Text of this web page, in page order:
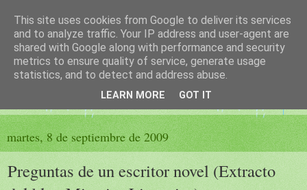
El sueño de las palabras
PÁGINA LITERARIA DE FELISA MORENO
martes, 8 de septiembre de 2009
Preguntas de un escritor novel (Extracto
This site uses cookies from Google to deliver its services
and to analyze traffic. Your IP address and user-agent are
shared with Google along with performance and security
metrics to ensure quality of service, generate usage
statistics, and to detect and address abuse.
LEARN MORE GOT IT